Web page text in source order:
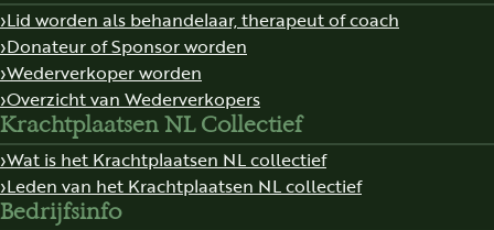
Lid worden als behandelaar, therapeut of coach
Donateur of Sponsor worden
Wederverkoper worden
Overzicht van Wederverkopers
Krachtplaatsen NL Collectief
Wat is het Krachtplaatsen NL collectief
Leden van het Krachtplaatsen NL collectief
Bedrijfsinfo